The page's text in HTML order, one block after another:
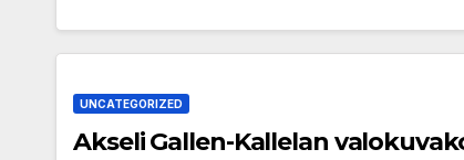
UNCATEGORIZED
Akseli Gallen-Kallelan